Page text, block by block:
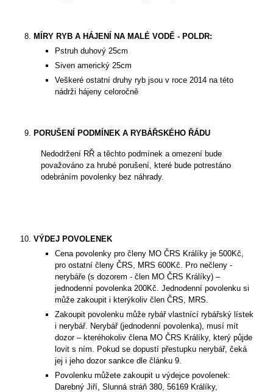
MÍRY RYB A HÁJENÍ NA MALÉ VODĚ - POLDR:
Pstruh duhový 25cm
Siven americký 25cm
Veškeré ostatní druhy ryb jsou v roce 2014 na této
nádrži hájeny celoročně
PORUŠENÍ PODMÍNEK A RYBÁŘSKÉHO ŘÁDU
Nedodržení RŘ a těchto podmínek a omezení bude
považováno za hrubé porušení, které bude potrestáno
odebráním povolenky bez náhrady.
VÝDEJ POVOLENEK
Cena povolenky pro členy MO ČRS Králíky je 500Kč,
pro ostatní členy ČRS, MRS 600Kč. Pro nečleny -
nerybáře (s dozorem - člen MO ČRS Králíky) –
jednodenní povolenka 200Kč. Jednodenní povolenku si
může zakoupit i kterýkoliv člen ČRS, MRS.
Zakoupit povolenku může rybář vlastnící rybářský lístek
i nerybář. Nerybář (jednodenní povolenka), musí mít
dozor – kteréhokoliv člena MO ČRS Králíky, který půjde
lovit s ním. Pokud se dopustí přestupku nerybář, čeká
jej i jeho dozor sankce dle článku 9.
Povolenku můžete zakoupit u výdejce povolenek:
Darebný Jiří, Slunná stráň 380, 56169 Králíky,